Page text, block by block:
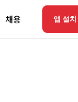
채용 앱 설치